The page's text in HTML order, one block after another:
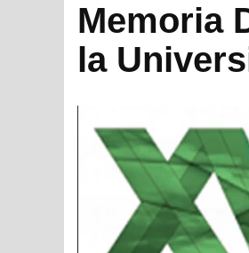
Memoria
la